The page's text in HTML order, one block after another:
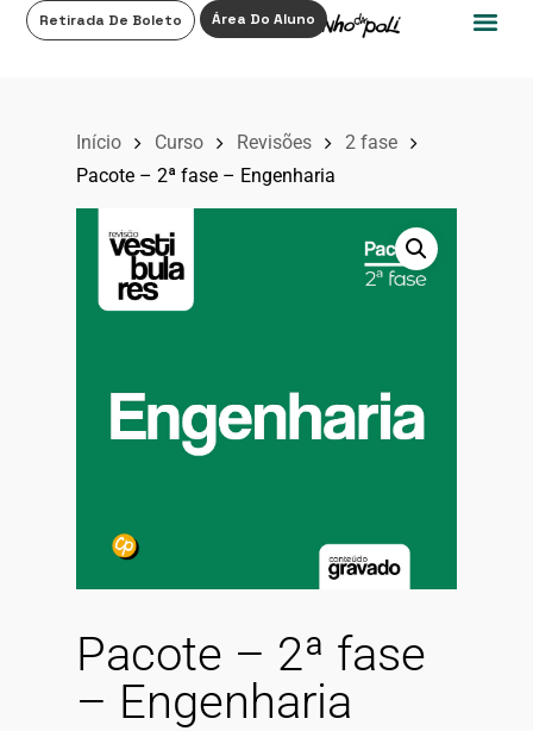
Retirada De Boleto Área Do Aluno
Início Curso Revisões
2 fase
Pacote – 2ª fase – Engenharia
Pacote – 2ª fase
– Engenharia